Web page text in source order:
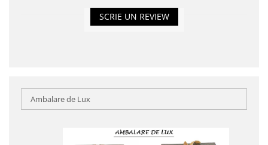
SCRIE UN REVIEW
Ambalare de Lux